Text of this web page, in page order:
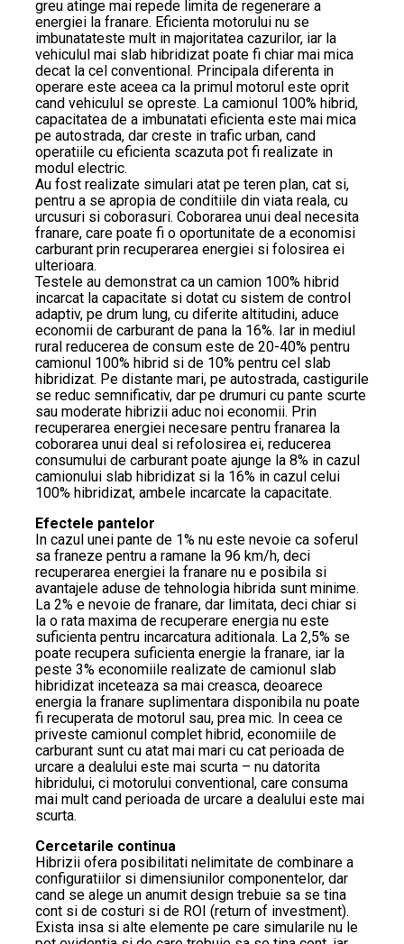
greu atinge mai repede limita de regenerare a
energiei la franare. Eficienta motorului nu se
imbunatateste mult in majoritatea cazurilor, iar la
vehiculul mai slab hibridizat poate fi chiar mai mica
decat la cel conventional. Principala diferenta in
operare este aceea ca la primul motorul este oprit
cand vehiculul se opreste. La camionul 100% hibrid,
capacitatea de a imbunatati eficienta este mai mica
pe autostrada, dar creste in trafic urban, cand
operatiile cu eficienta scazuta pot fi realizate in
modul electric.
Au fost realizate simulari atat pe teren plan, cat si,
pentru a se apropia de conditiile din viata reala, cu
urcusuri si coborasuri. Coborarea unui deal necesita
franare, care poate fi o oportunitate de a economisi
carburant prin recuperarea energiei si folosirea ei
ulterioara.
Testele au demonstrat ca un camion 100% hibrid
incarcat la capacitate si dotat cu sistem de control
adaptiv, pe drum lung, cu diferite altitudini, aduce
economii de carburant de pana la 16%. Iar in mediul
rural reducerea de consum este de 20-40% pentru
camionul 100% hibrid si de 10% pentru cel slab
hibridizat. Pe distante mari, pe autostrada, castigurile
se reduc semnificativ, dar pe drumuri cu pante scurte
sau moderate hibrizii aduc noi economii. Prin
recuperarea energiei necesare pentru franarea la
coborarea unui deal si refolosirea ei, reducerea
consumului de carburant poate ajunge la 8% in cazul
camionului slab hibridizat si la 16% in cazul celui
100% hibridizat, ambele incarcate la capacitate.
Efectele pantelor
In cazul unei pante de 1% nu este nevoie ca soferul
sa franeze pentru a ramane la 96 km/h, deci
recuperarea energiei la franare nu e posibila si
avantajele aduse de tehnologia hibrida sunt minime.
La 2% e nevoie de franare, dar limitata, deci chiar si
la o rata maxima de recuperare energia nu este
suficienta pentru incarcatura aditionala. La 2,5% se
poate recupera suficienta energie la franare, iar la
peste 3% economiile realizate de camionul slab
hibridizat inceteaza sa mai creasca, deoarece
energia la franare suplimentara disponibila nu poate
fi recuperata de motorul sau, prea mic. In ceea ce
priveste camionul complet hibrid, economiile de
carburant sunt cu atat mai mari cu cat perioada de
urcare a dealului este mai scurta – nu datorita
hibridului, ci motorului conventional, care consuma
mai mult cand perioada de urcare a dealului este mai
scurta.
Cercetarile continua
Hibrizii ofera posibilitati nelimitate de combinare a
configuratiilor si dimensiunilor componentelor, dar
cand se alege un anumit design trebuie sa se tina
cont si de costuri si de ROI (return of investment).
Exista insa si alte elemente pe care simularile nu le